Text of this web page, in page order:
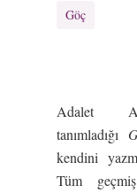
Göç
Adalet
tanımladığı
kendini
Tüm